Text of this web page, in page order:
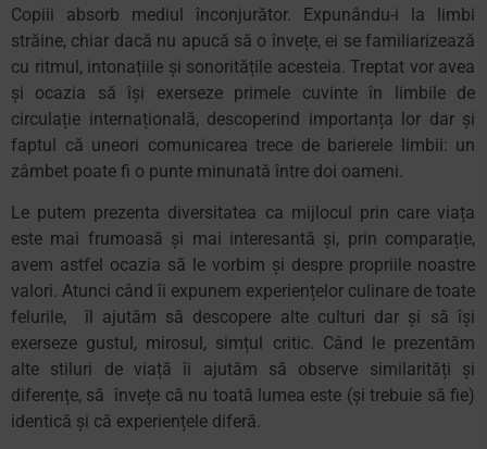
Copiii absorb mediul înconjurător. Expunându-i la limbi
străine, chiar dacă nu apucă să o învețe, ei se familiarizează
cu ritmul, intonațiile și sonoritățile acesteia. Treptat vor avea
și ocazia să își exerseze primele cuvinte în limbile de
circulație internațională, descoperind importanța lor dar și
faptul că uneori comunicarea trece de barierele limbii: un
zâmbet poate fi o punte minunată între doi oameni.
Le putem prezenta diversitatea ca mijlocul prin care viața
este mai frumoasă și mai interesantă și, prin comparație,
avem astfel ocazia să le vorbim și despre propriile noastre
valori. Atunci când îi expunem experiențelor culinare de toate
felurile, îl ajutăm să descopere alte culturi dar și să își
exerseze gustul, mirosul, simțul critic. Când le prezentăm
alte stiluri de viață îi ajutăm să observe similarități și
diferențe, să învețe că nu toată lumea este (și trebuie să fie)
identică și că experiențele diferă.